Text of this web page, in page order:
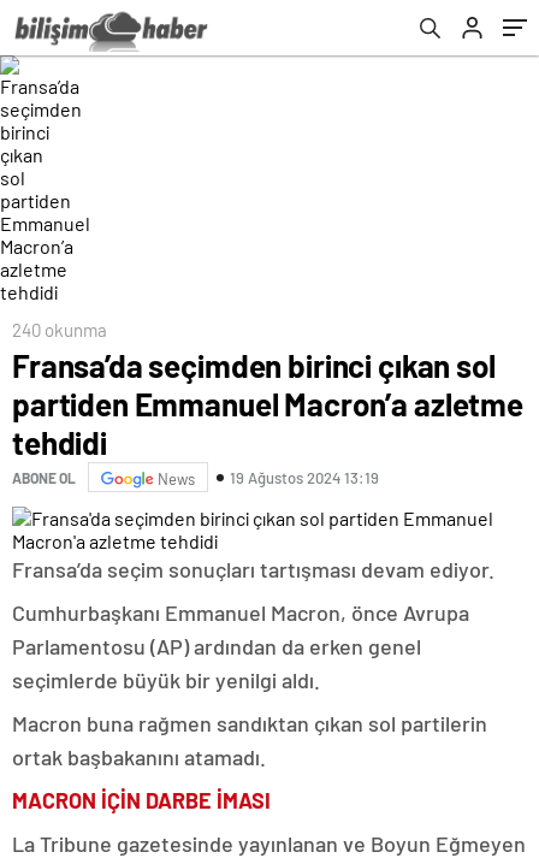
tehdidi
240 okunma
Fransa’da seçimden birinci çıkan sol
partiden Emmanuel Macron’a azletme
tehdidi
ABONE OL News 19 Ağustos 2024 13:19
Fransa’da seçim sonuçları tartışması devam ediyor.
Cumhurbaşkanı Emmanuel Macron, önce Avrupa
Parlamentosu (AP) ardından da erken genel
seçimlerde büyük bir yenilgi aldı.
Macron buna rağmen sandıktan çıkan sol partilerin
ortak başbakanını atamadı.
MACRON İÇİN DARBE İMASI
La Tribune gazetesinde yayınlanan ve Boyun Eğmeyen